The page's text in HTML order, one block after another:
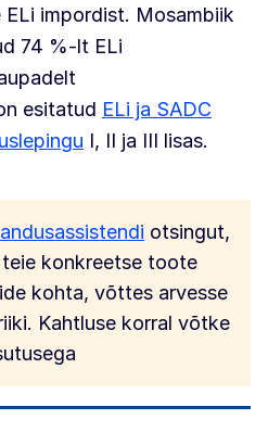
impordist. Mosambiik
74 %-lt ELi
esitatud ELi ja SADC
I, II ja III lisas.
otsingut,
konkreetse toote
kohta, võttes arvesse
Kahtluse korral võtke